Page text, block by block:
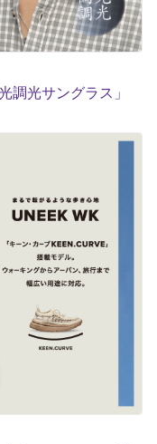
調光サングラス」